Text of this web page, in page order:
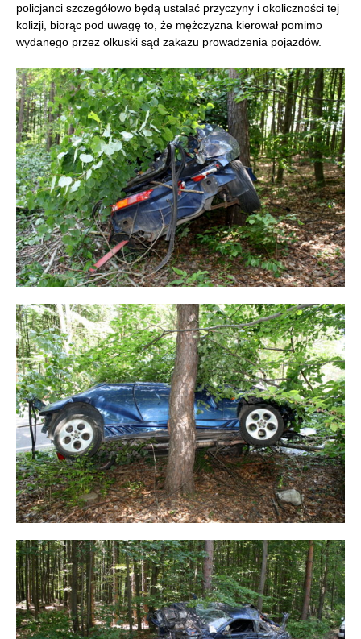
policjanci szczegółowo będą ustalać przyczyny i okoliczności tej
kolizji, biorąc pod uwagę to, że mężczyzna kierował pomimo
wydanego przez olkuski sąd zakazu prowadzenia pojazdów.